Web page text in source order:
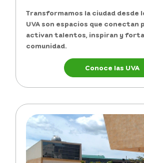
Transformamos la ciudad desde
UVA son espacios que conectan
activan talentos, inspiran y
comunidad.
Conoce las UVA